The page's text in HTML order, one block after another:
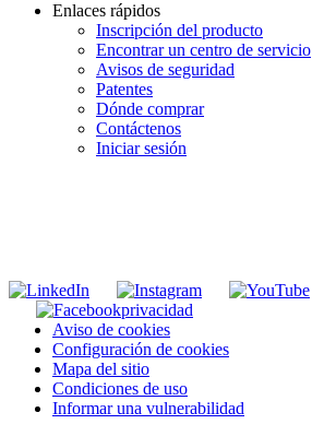
Enlaces rápidos
Inscripción del producto
Encontrar un centro de servicio
Avisos de seguridad
Patentes
Dónde comprar
Contáctenos
Iniciar sesión
privacidad
Aviso de cookies
Configuración de cookies
Mapa del sitio
Condiciones de uso
Informar una vulnerabilidad